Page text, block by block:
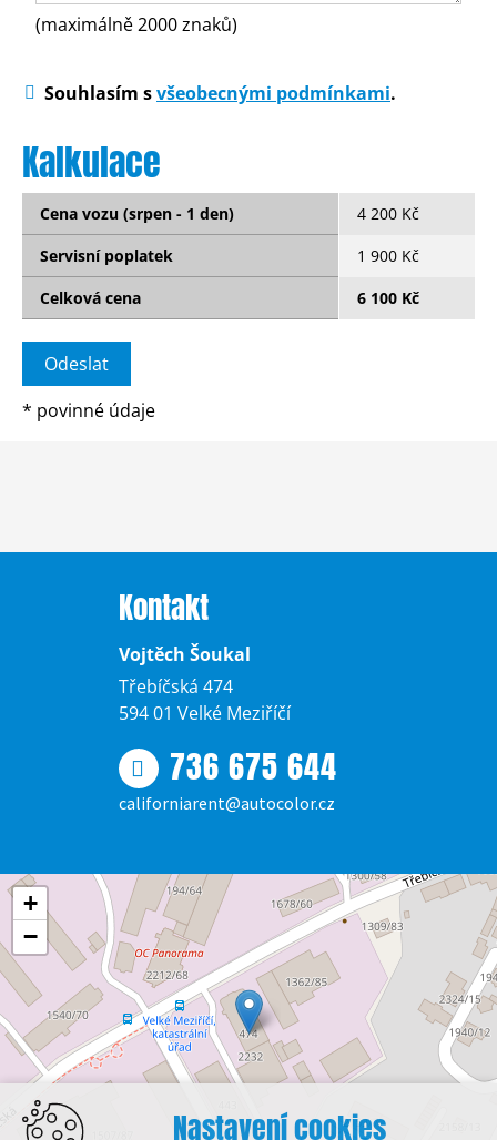
(maximálně 2000 znaků)
Souhlasím svšeobecnými podmínkami.
Kalkulace
Cena vozu (srpen - 1 den)
4 200 Kč
Servisní poplatek
1 900 Kč
Celková cena
6 100 Kč
* povinné údaje
Kontakt
Vojtěch Šoukal
Třebíčská 474
594 01 Velké Meziříčí
736 675 644
californiarent@autocolor.cz
+
−
Nastavení cookies